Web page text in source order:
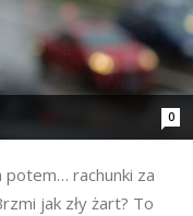
0
potem… rachunki za
jak zły żart? To